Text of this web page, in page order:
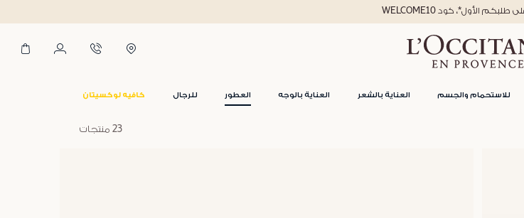
للاستحمام والجسم العناية بالشعر العناية بالوجه العطور للرجال كافيه لوكسيتان
23 منتجات